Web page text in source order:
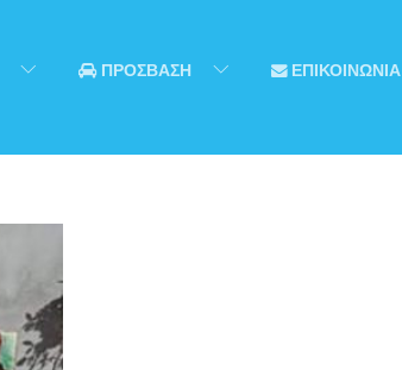
ΠΡΟΣΒΑΣΗ ΕΠΙΚΟΙΝΩΝΙΑ